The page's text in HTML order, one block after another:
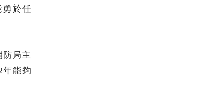
勇於任
防局主
年能夠